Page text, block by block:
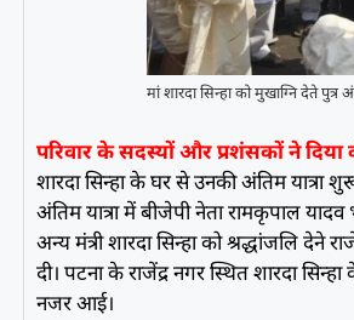
मां शारदा सिन्हा को मुखाग्नि देते पुत्र
परिवार के सदस्यों और प्रशंसकों ने दिया
शारदा सिन्हा के घर से उनकी अंतिम यात्रा
अंतिम यात्रा में बीजेपी नेता रामकृपाल
अन्य मंत्री शारदा सिन्हा को श्रद्धांजलि देने
दी। पटना के राजेंद्र नगर स्थित शारदा
नजर आई।